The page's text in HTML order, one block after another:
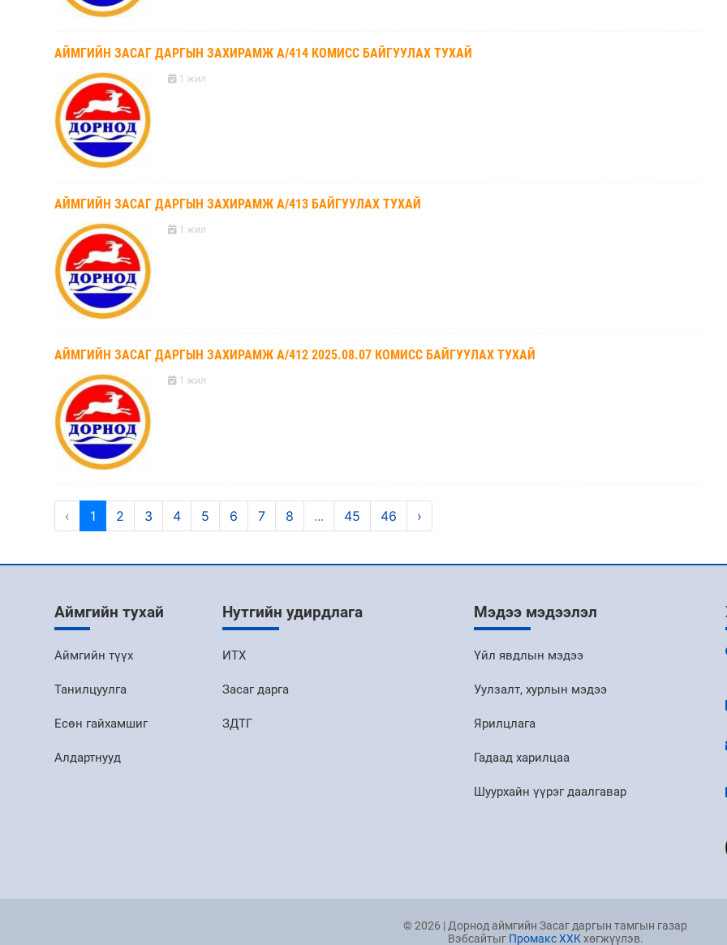
АЙМГИЙН ЗАСАГ ДАРГЫН ЗАХИРАМЖ А/414 КОМИСС БАЙГУУЛАХ ТУХАЙ
1 жил
АЙМГИЙН ЗАСАГ ДАРГЫН ЗАХИРАМЖ А/413 БАЙГУУЛАХ ТУХАЙ
1 жил
АЙМГИЙН ЗАСАГ ДАРГЫН ЗАХИРАМЖ А/412 2025.08.07 КОМИСС БАЙГУУЛАХ ТУХАЙ
1 жил
‹ 1 2 3 4 5 6 7 8 ... 45 46 ›
Аймгийн тухай
Аймгийн түүх
Танилцуулга
Есөн гайхамшиг
Алдартнууд
Нутгийн удирдлага
ИТХ
Засаг дарга
ЗДТГ
Мэдээ мэдээлэл
Үйл явдлын мэдээ
Уулзалт, хурлын мэдээ
Ярилцлага
Гадаад харилцаа
Шуурхайн үүрэг даалгавар
© 2026 | Дорнод аймгийн Засаг даргын тамгын газар
Вэбсайтыг Промакс ХХКхөгжүүлэв.